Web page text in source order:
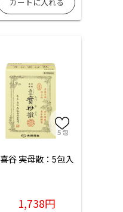
喜谷 実母散：5包入
1,738円